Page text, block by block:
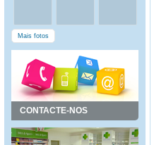
Mais fotos
CONTACTE-NOS